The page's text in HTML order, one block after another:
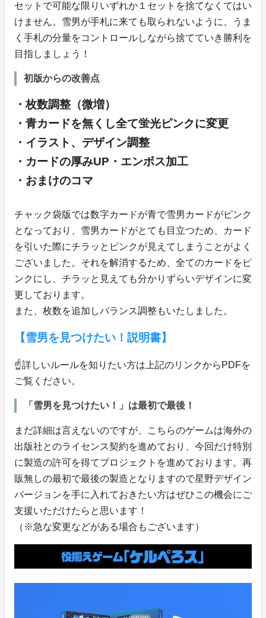
セットで可能な限りいずれか１セットを捨てなくてはい
けません。雪男が手札に来ても取られないように、うま
く手札の分量をコントロールしながら捨てていき勝利を
目指しましょう！
初版からの改善点
・枚数調整（微増）
・青カードを無くし全て蛍光ピンクに変更
・イラスト、デザイン調整
・カードの厚みUP・エンボス加工
・おまけのコマ
チャック袋版では数字カードが青で雪男カードがピンク
となっており、雪男カードがとても目立つため、カード
を引いた際にチラッとピンクが見えてしまうことがよく
ございました。それを解消するため、全てのカードをピ
ンクにし、チラッと見えても分かりずらいデザインに変
更しております。
また、枚数を追加しバランス調整もいたしました。
【雪男を見つけたい！説明書】
☝️詳しいルールを知りたい方は上記のリンクからPDFを
ご覧ください。
「雪男を見つけたい！」は最初で最後！
まだ詳細は言えないのですが、こちらのゲームは海外の
出版社とのライセンス契約を進めており、今回だけ特別
に製造の許可を得てプロジェクトを進めております。再
販無しの最初で最後の製造となりますので星野デザイン
バージョンを手に入れておきたい方はぜひこの機会にご
支援いただけたらと思います！
（※急な変更などがある場合もございます）